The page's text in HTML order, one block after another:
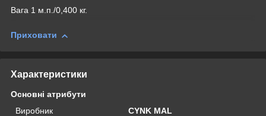
Вага 1 м.п./0,400 кг.
Приховати
Характеристики
Основні атрибути
Виробник
CYNK MAL